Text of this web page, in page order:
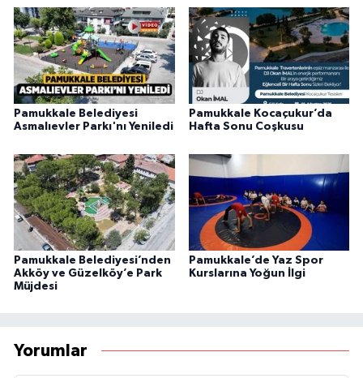
Pamukkale Belediyesi
Asmalıevler Parkı'nı Yeniledi
Pamukkale Kocaçukur’da
Hafta Sonu Coşkusu
Pamukkale Belediyesi’nden
Akköy ve Güzelköy’e Park
Müjdesi
Pamukkale’de Yaz Spor
Kurslarına Yoğun İlgi
Yorumlar